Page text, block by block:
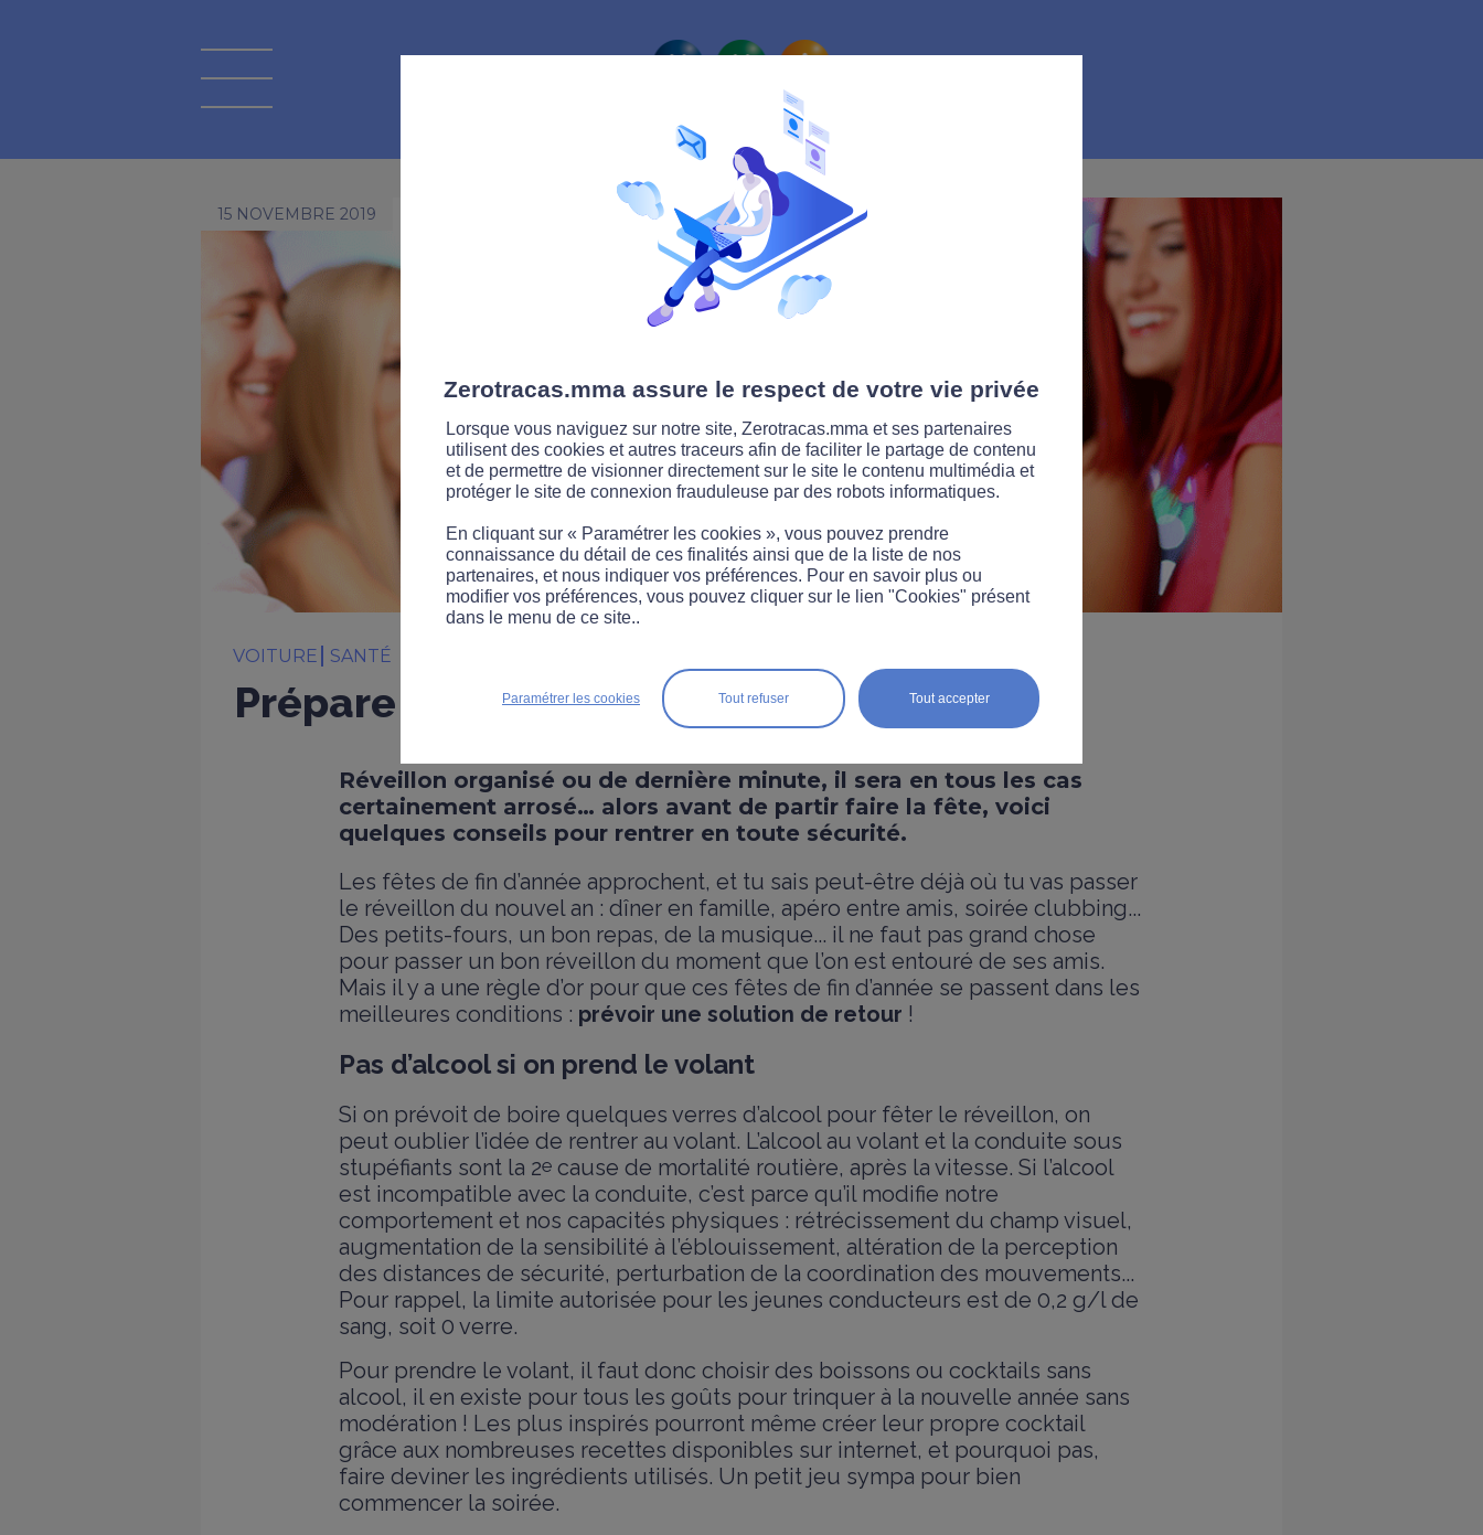
La route Zérotracas
15 NOVEMBRE 2019
VOITURE SANTÉ
Prépare ton retour de réveillon !
Réveillon organisé ou de dernière minute, il sera en tous les cas
certainement arrosé… alors avant de partir faire la fête, voici
quelques conseils pour rentrer en toute sécurité.
Les fêtes de fin d’année approchent, et tu sais peut-être déjà où tu vas passer
le réveillon du nouvel an : dîner en famille, apéro entre amis, soirée clubbing...
Des petits-fours, un bon repas, de la musique... il ne faut pas grand chose
pour passer un bon réveillon du moment que l’on est entouré de ses amis.
Mais il y a une règle d’or pour que ces fêtes de fin d’année se passent dans les
meilleures conditions : prévoir une solution de retour !
Pas d’alcool si on prend le volant
Si on prévoit de boire quelques verres d’alcool pour fêter le réveillon, on
peut oublier l’idée de rentrer au volant. L’alcool au volant et la conduite sous
stupéfiants sont la 2e cause de mortalité routière, après la vitesse. Si l’alcool
est incompatible avec la conduite, c’est parce qu’il modifie notre
comportement et nos capacités physiques : rétrécissement du champ visuel,
augmentation de la sensibilité à l’éblouissement, altération de la perception
des distances de sécurité, perturbation de la coordination des mouvements...
Pour rappel, la limite autorisée pour les jeunes conducteurs est de 0,2 g/l de
sang, soit 0 verre.
Pour prendre le volant, il faut donc choisir des boissons ou cocktails sans
alcool, il en existe pour tous les goûts pour trinquer à la nouvelle année sans
modération ! Les plus inspirés pourront même créer leur propre cocktail
grâce aux nombreuses recettes disponibles sur internet, et pourquoi pas,
faire deviner les ingrédients utilisés. Un petit jeu sympa pour bien
commencer la soirée.
Zerotracas.mma assure le respect de votre vie privée
Lorsque vous naviguez sur notre site, Zerotracas.mma et ses partenaires
utilisent des cookies et autres traceurs afin de faciliter le partage de contenu
et de permettre de visionner directement sur le site le contenu multimédia et
protéger le site de connexion frauduleuse par des robots informatiques.
En cliquant sur « Paramétrer les cookies », vous pouvez prendre
connaissance du détail de ces finalités ainsi que de la liste de nos
partenaires, et nous indiquer vos préférences. Pour en savoir plus ou
modifier vos préférences, vous pouvez cliquer sur le lien "Cookies" présent
dans le menu de ce site..
Tout accepter
Tout refuser
Paramétrer les cookies